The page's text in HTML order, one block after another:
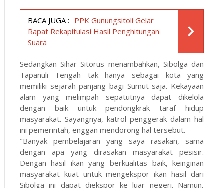
BACA JUGA : PPK Gunungsitoli Gelar
Rapat Rekapitulasi Hasil Penghitungan
Suara
Sedangkan Sihar Sitorus menambahkan, Sibolga dan
Tapanuli Tengah tak hanya sebagai kota yang
memiliki sejarah panjang bagi Sumut saja. Kekayaan
alam yang melimpah sepatutnya dapat dikelola
dengan baik untuk pendongkrak taraf hidup
masyarakat. Sayangnya, katrol penggerak dalam hal
ini pemerintah, enggan mendorong hal tersebut.
"Banyak pembelajaran yang saya rasakan, sama
dengan apa yang dirasakan masyarakat pesisir.
Dengan hasil ikan yang berkualitas baik, keinginan
masyarakat kuat untuk mengekspor ikan hasil dari
Sibolga ini dapat diekspor ke luar negeri. Namun,